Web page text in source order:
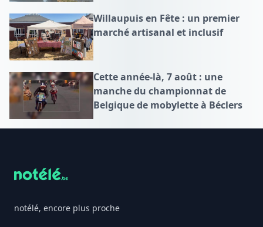
Willaupuis en Fête : un premier
marché artisanal et inclusif
Cette année-là, 7 août : une
manche du championnat de
Belgique de mobylette à Béclers
notélé, encore plus proche